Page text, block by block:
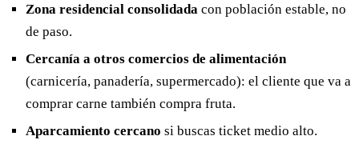
Zona residencial consolidada con población estable, no
de paso.
Cercanía a otros comercios de alimentación
(carnicería, panadería, supermercado): el cliente que va a
comprar carne también compra fruta.
Aparcamiento cercano si buscas ticket medio alto.